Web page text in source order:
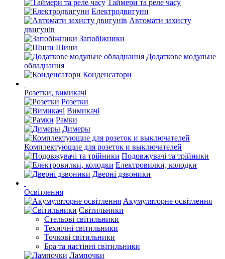
Таймери та реле часу
Електродвигуни
Автомати захисту
двигунів
Запобіжники
Шини
Додаткове модульне
обладнання
Конденсатори
Розетки, вимикачі
Розетки
Вимикачі
Рамки
Димеры
Комплектующие для розеток и выключателей
Подовжувачі та трійники
Електровилки, колодки
Дверні дзвоники
Освітлення
Акумуляторне освітлення
Світильники
Стельові світильники
Технічні світильники
Точкові світильники
Бра та настінні світильники
Лампочки